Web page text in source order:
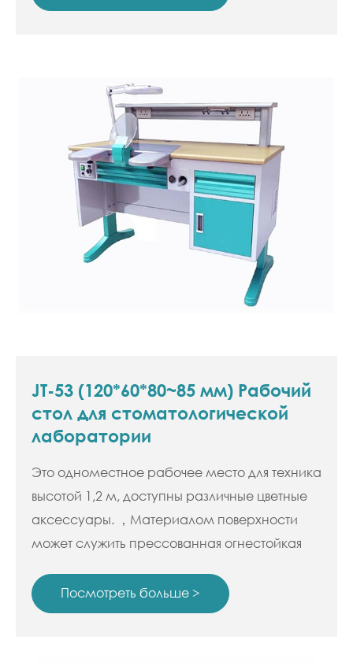
JT-53 (120*60*80~85 мм) Рабочий
стол для стоматологической
лаборатории
Это одноместное рабочее место для техника
высотой 1,2 м, доступны различные цветные
аксессуары. ，Материалом поверхности
может служить прессованная огнестойкая
сталь или искусственный мрамор.
Посмотреть больше >